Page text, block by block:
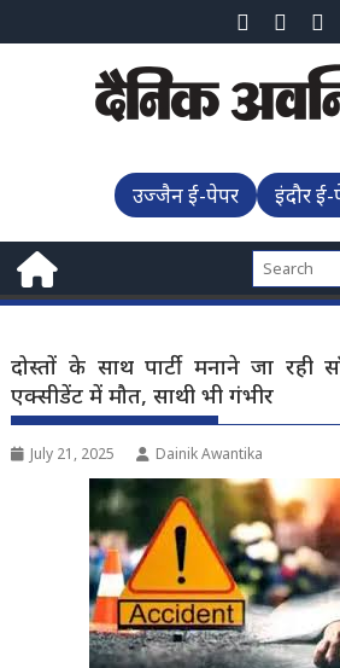
to
उज्जैन ई-पेपर इंदौर
दोस्तों के साथ पार्टी मनाने जा रही
एक्सीडेंट में मौत, साथी भी गंभीर
July 21, 2025 Dainik Awantika